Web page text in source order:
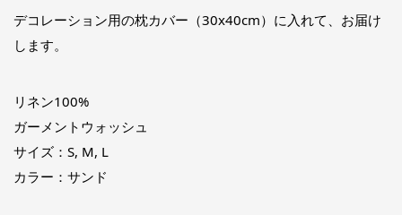
デコレーション用の枕カバー（30x40cm）に入れて、お届け
します。
リネン100%
ガーメントウォッシュ
サイズ：S, M, L
カラー：サンド